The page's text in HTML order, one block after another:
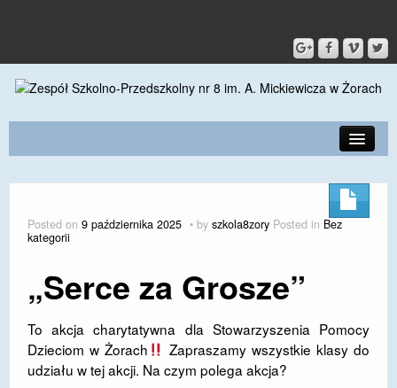
KONTAKT
DLA RODZICÓW I UCZNIÓW
GALERIA
Posted on 9 października 2025 by szkola8zory Posted in Bez
kategorii
„Serce za Grosze”
To akcja charytatywna dla Stowarzyszenia Pomocy
Dzieciom w Żorach
Zapraszamy wszystkie klasy do
udziału w tej akcji. Na czym polega akcja?